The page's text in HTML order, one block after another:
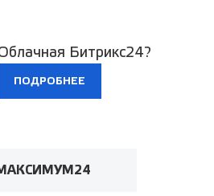
Битрикс24?
ПОДРОБНЕЕ